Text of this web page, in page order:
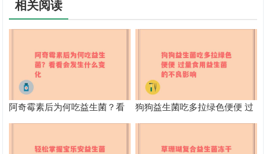
相关阅读
阿奇霉素后为何吃益生菌？看
看会发生什么变化
狗狗益生菌吃多拉绿色便便 过
量食用益生菌的不良影响